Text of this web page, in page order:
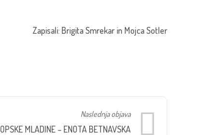
Zapisali: Brigita Smrekar in Mojca Sotler
Naslednja objava
MLADINE – ENOTA BETNAVSKA